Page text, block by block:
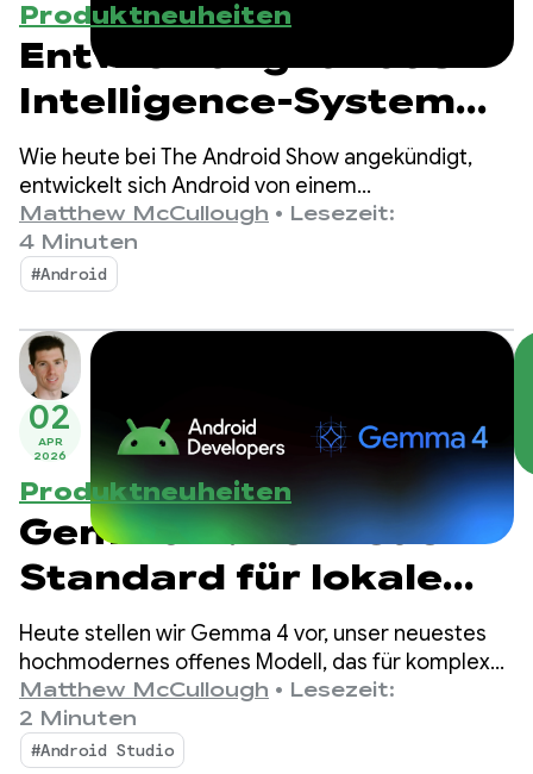
Produktneuheiten
Entwicklung für das
Intelligence-System
unter Android
Wie heute bei The Android Show angekündigt,
entwickelt sich Android von einem
Betriebssystem zu einem intelligenten System
weiter. Das bietet Ihnen mehr Möglichkeiten,
Nutzer mit Ihren Apps zu erreichen.
Matthew McCullough • Lesezeit:
4 Minuten
#Android
02
APR
2026
Produktneuheiten
Gemma 4: Der neue
Standard für lokale
agentenbasierte KI
auf Android-Geräten
Heute stellen wir Gemma 4 vor, unser neuestes
hochmodernes offenes Modell, das für komplexes
Reasoning und autonomes Aufrufen von Tools
entwickelt wurde.
Matthew McCullough • Lesezeit:
2 Minuten
#Android Studio